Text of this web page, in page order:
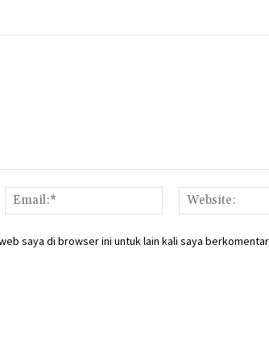
Email:*
saya di browser ini untuk lain kali saya berkomentar.